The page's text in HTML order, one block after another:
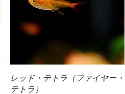
クイックビュー
レッド・テトラ（ファイヤー・
テトラ）